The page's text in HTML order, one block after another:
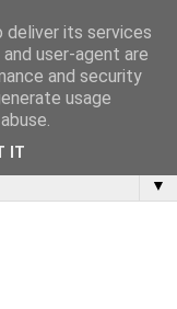
▼
deliver its services
user-agent are
and security
usage
IT